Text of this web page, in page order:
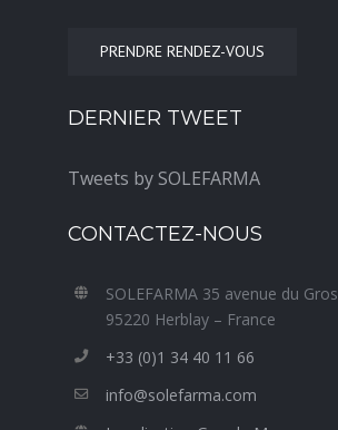
PRENDRE RENDEZ-VOUS
DERNIER TWEET
Tweets by SOLEFARMA
CONTACTEZ-NOUS
SOLEFARMA 35 avenue du
95220 Herblay – France
+33 (0)1 34 40 11 66
info@solefarma.com